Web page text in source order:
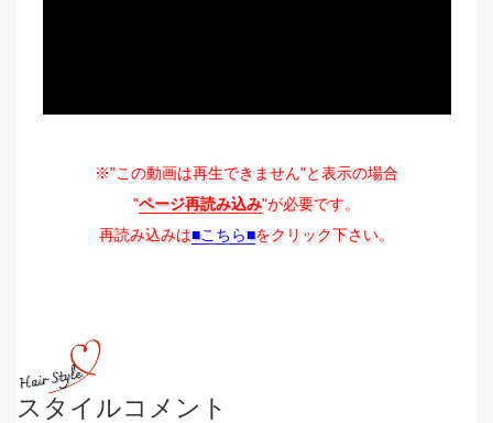
※"この動画は再生できません"と表示の場合
"ページ再読み込み"が必要です。
再読み込みは■こちら■をクリック下さい。
スタイルコメント